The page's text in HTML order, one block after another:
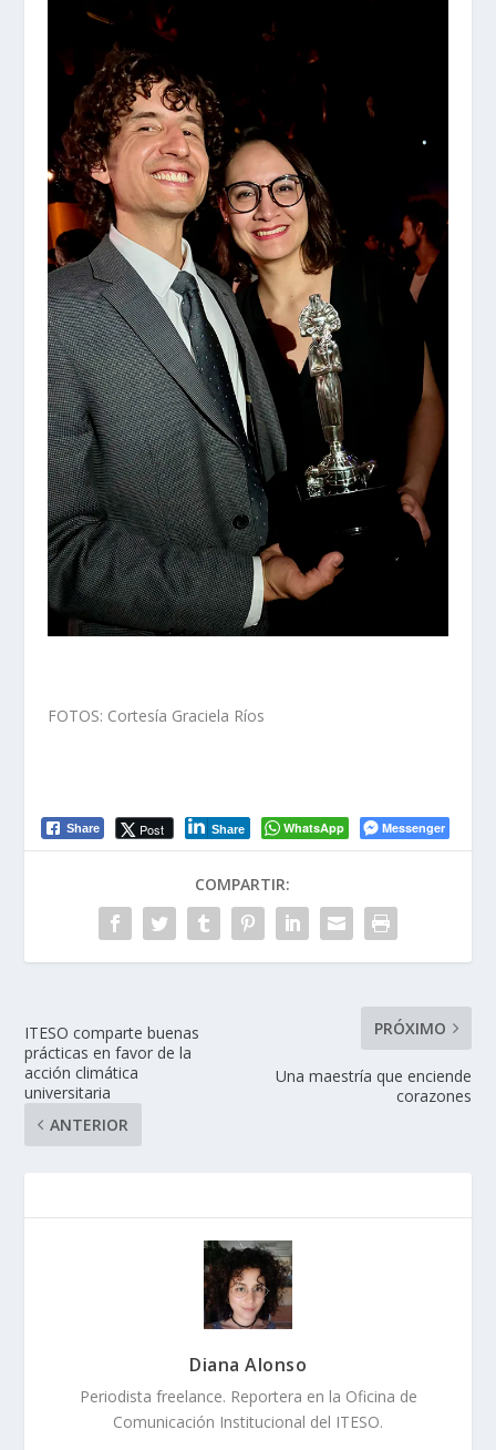
FOTOS: Cortesía Graciela Ríos
Share Post Share WhatsApp Messenger
COMPARTIR:
ITESO comparte buenas
prácticas en favor de la
acción climática
universitaria
ANTERIOR
PRÓXIMO
Una maestría que enciende
corazones
Diana Alonso
Periodista freelance. Reportera en la Oficina de
Comunicación Institucional del ITESO.